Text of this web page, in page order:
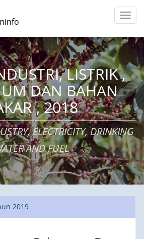
LISTRIK ,
DAN BAHAN
, 2018
ELECTRICITY, DRINKING
AND FUEL
2019